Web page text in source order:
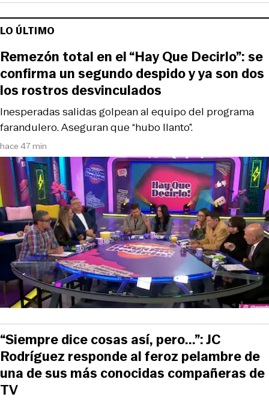
LO ÚLTIMO
hace 47 min
Inesperadas salidas golpean al equipo del programa
farandulero. Aseguran que “hubo llanto”.
Remezón total en el “Hay Que Decirlo”: se
confirma un segundo despido y ya son dos
los rostros desvinculados
“Siempre dice cosas así, pero...”: JC
Rodríguez responde al feroz pelambre de
una de sus más conocidas compañeras de
TV